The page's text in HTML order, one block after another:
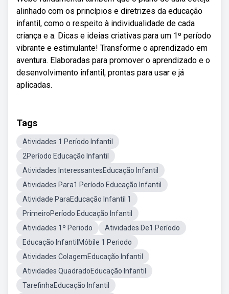
alinhado com os princípios e diretrizes da educação
infantil, como o respeito à individualidade de cada
criança e a. Dicas e ideias criativas para um 1º período
vibrante e estimulante! Transforme o aprendizado em
aventura. Elaboradas para promover o aprendizado e o
desenvolvimento infantil, prontas para usar e já
aplicadas.
Tags
Atividades 1 Período Infantil
2Período Educação Infantil
Atividades InteressantesEducação Infantil
Atividades Para1 Período Educação Infantil
Atividade ParaEducação Infantil 1
PrimeiroPeríodo Educação Infantil
Atividades 1º Periodo
Atividades De1 Período
Educação InfantilMóbile 1 Periodo
Atividades ColagemEducação Infantil
Atividades QuadradoEducação Infantil
TarefinhaEducação Infantil